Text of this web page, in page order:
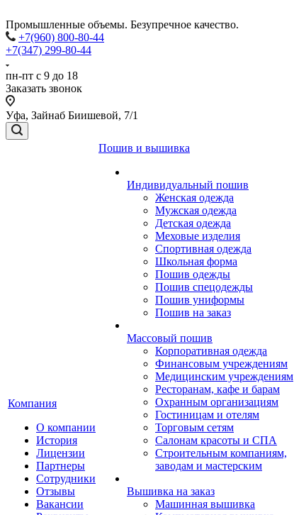
Промышленные объемы. Безупречное качество.
+7(960) 800-80-44
+7(347) 299-80-44
пн-пт с 9 до 18
Заказать звонок
Уфа, Зайнаб Биишевой, 7/1
Компания
О компании
История
Лицензии
Партнеры
Сотрудники
Отзывы
Вакансии
Пошив и вышивка
Индивидуальный пошив
Женская одежда
Мужская одежда
Детская одежда
Меховые изделия
Спортивная одежда
Школьная форма
Пошив одежды
Пошив спецодежды
Пошив униформы
Пошив на заказ
Массовый пошив
Корпоративная одежда
Финансовым учреждениям
Медицинским учреждениям
Ресторанам, кафе и барам
Охранным организациям
Гостиницам и отелям
Торговым сетям
Салонам красоты и СПА
Строительным компаниям,
заводам и мастерским
Вышивка на заказ
Машинная вышивка